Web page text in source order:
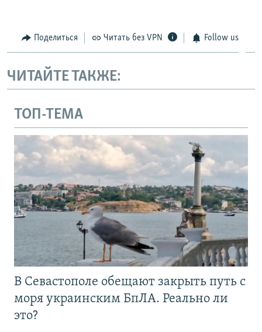
Поделиться Читать без VPN Follow us
ЧИТАЙТЕ ТАКЖЕ:
ТОП-ТЕМА
В Севастополе обещают закрыть путь с
моря украинским БпЛА. Реально ли
это?